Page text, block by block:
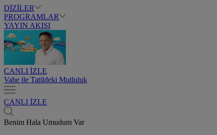
DİZİLER
PROGRAMLAR
YAYIN AKIŞI
CANLI İZLE
Vahe ile Tatildeki Mutluluk
CANLI İZLE
Benim Hala Umudum Var